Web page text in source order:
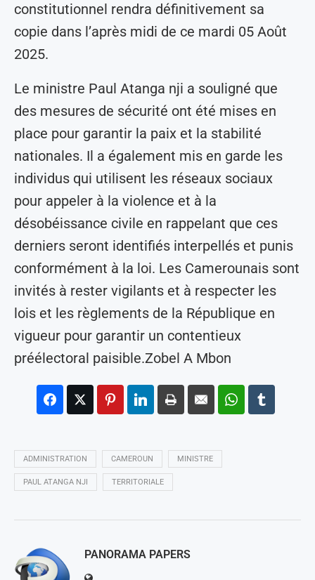
constitutionnel rendra définitivement sa
copie dans l’après midi de ce mardi 05 Août
2025.
Le ministre Paul Atanga nji a souligné que
des mesures de sécurité ont été mises en
place pour garantir la paix et la stabilité
nationales. Il a également mis en garde les
individus qui utilisent les réseaux sociaux
pour appeler à la violence et à la
désobéissance civile en rappelant que ces
derniers seront identifiés interpellés et punis
conformément à la loi. Les Camerounais sont
invités à rester vigilants et à respecter les
lois et les règlements de la République en
vigueur pour garantir un contentieux
préélectoral paisible.Zobel A Mbon
ADMINISTRATION CAMEROUN MINISTRE
PAUL ATANGA NJI TERRITORIALE
PANORAMA PAPERS